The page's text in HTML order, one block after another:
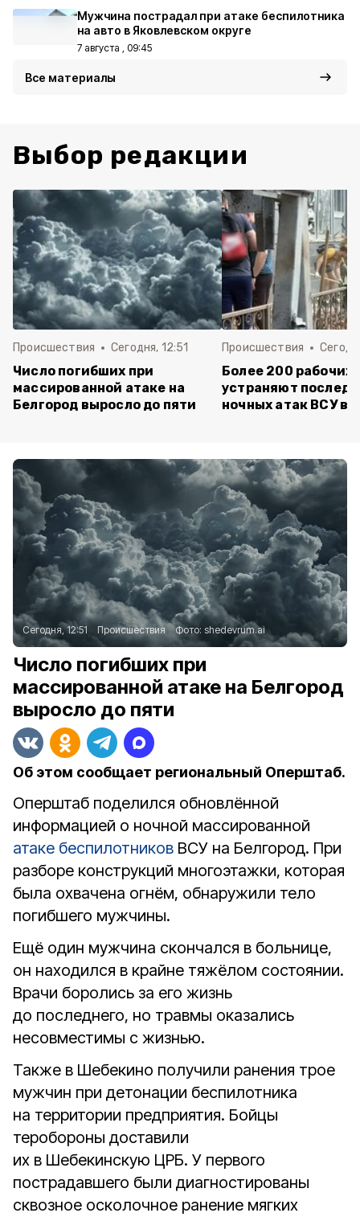
Мужчина пострадал при атаке беспилотника
на авто в Яковлевском округе
7 августа , 09:45
Все материалы
Выбор редакции
Происшествия Сегодня, 12:51
Число погибших при
массированной атаке на
Белгород выросло до пяти
Происшествия
Более 200 рабочих
устраняют
ночных атак ВСУ в
Сегодня, 12:51 Происшествия Фото: shedevrum.ai
Число погибших при
массированной атаке на Белгород
выросло до пяти
Об этом сообщает региональный Оперштаб.
Оперштаб поделился обновлённой
информацией о ночной массированной
атаке беспилотников ВСУ на Белгород. При
разборе конструкций многоэтажки, которая
была охвачена огнём, обнаружили тело
погибшего мужчины.
Ещё один мужчина скончался в больнице,
он находился в крайне тяжёлом состоянии.
Врачи боролись за его жизнь
до последнего, но травмы оказались
несовместимы с жизнью.
Также в Шебекино получили ранения трое
мужчин при детонации беспилотника
на территории предприятия. Бойцы
теробороны доставили
их в Шебекинскую ЦРБ. У первого
пострадавшего были диагностированы
сквозное осколочное ранение мягких